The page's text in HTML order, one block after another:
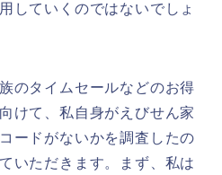
していくのではないでしょ
のタイムセールなどのお得
けて、私自身がえびせん家
ードがないかを調査したの
いただきます。まず、私は